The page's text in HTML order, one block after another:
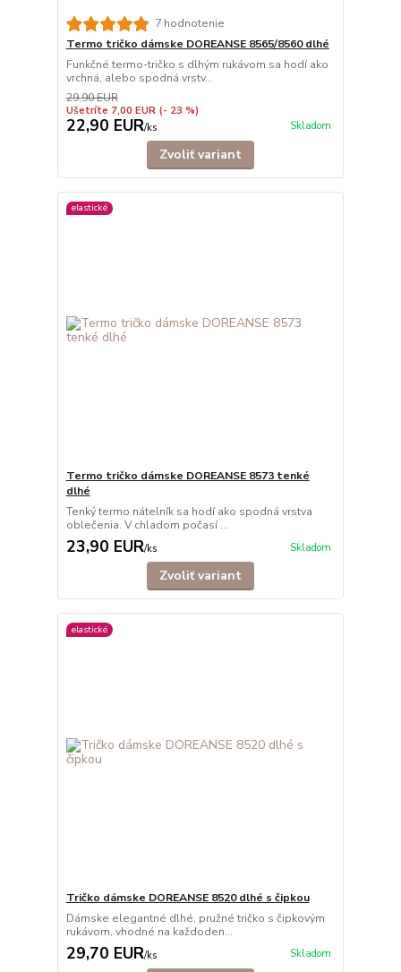
7 hodnotenie
Termo tričko dámske DOREANSE 8565/8560 dlhé
Funkčné termo-tričko s dlhým rukávom sa hodí ako
vrchná, alebo spodná vrstv...
29,90 EUR
Ušetríte 7,00 EUR (- 23 %)
22,90 EUR/ks Skladom
Zvoliť variant
elastické
Termo tričko dámske DOREANSE 8573 tenké
dlhé
Tenký termo nátelník sa hodí ako spodná vrstva
oblečenia. V chladom počasí ...
23,90 EUR/ks Skladom
Zvoliť variant
elastické
Tričko dámske DOREANSE 8520 dlhé s čipkou
Dámske elegantné dlhé, pružné tričko s čipkovým
rukávom, vhodné na každoden...
29,70 EUR/ks Skladom